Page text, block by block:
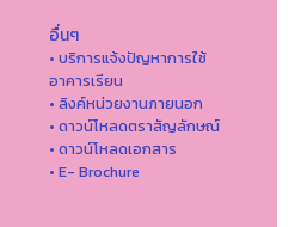
อื่นๆ
• บริการแจ้งปัญหาการใ่ช้
อาคารเรียน
• ลิงค์หน่วยงานภายนอก
• ดาวน์โหลดตราสัญลักษณ์
• ดาวน์โหลดเอกสาร
• E- Brochure